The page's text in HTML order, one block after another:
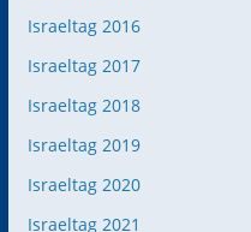
Israeltag 2016
Israeltag 2017
Israeltag 2018
Israeltag 2019
Israeltag 2020
Israeltag 2021